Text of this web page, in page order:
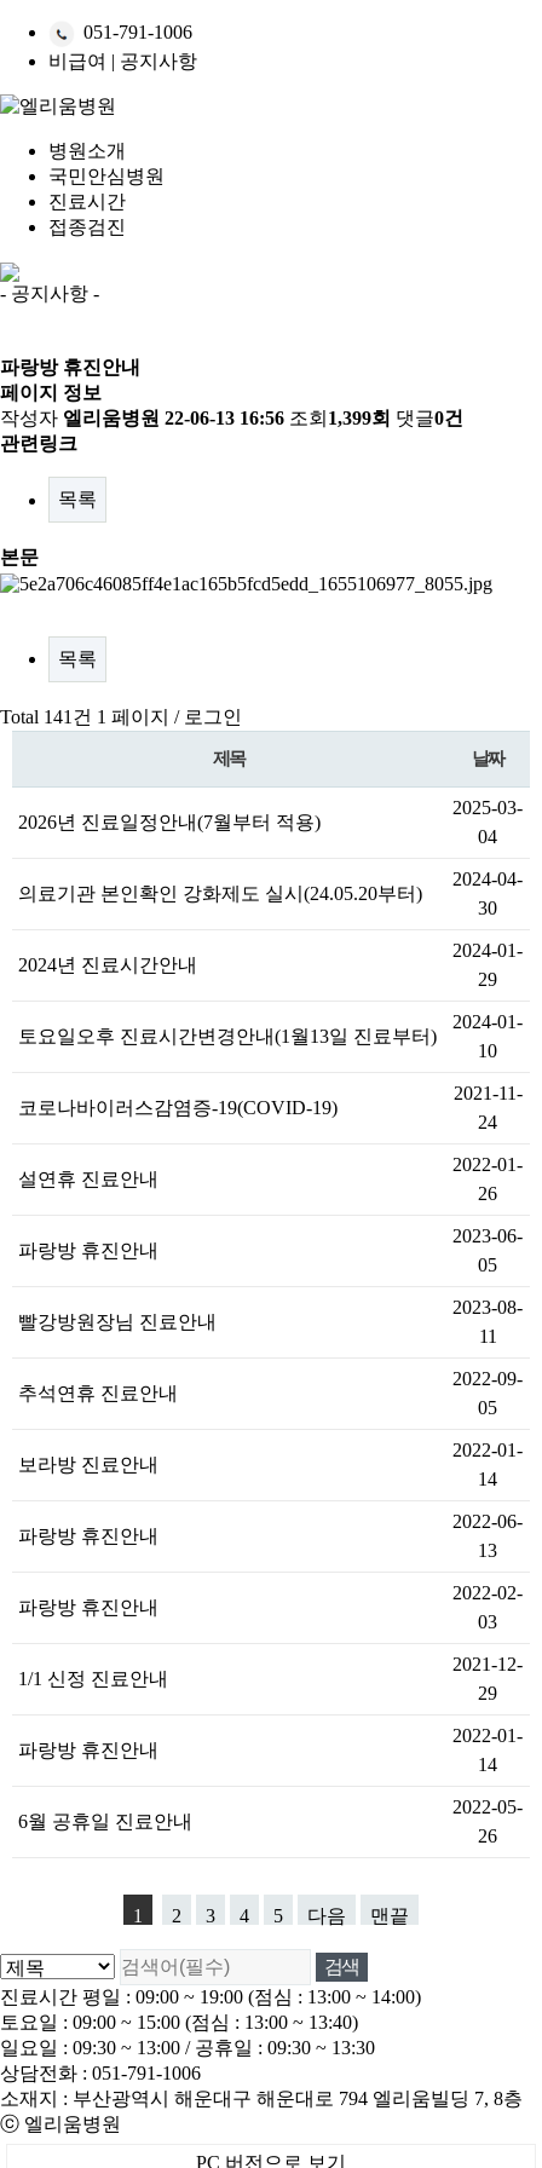
051-791-1006
비급여 | 공지사항
병원소개
국민안심병원
진료시간
접종검진
- 공지사항 -
파랑방 휴진안내
페이지 정보
작성자 엘리움병원 22-06-13 16:56 조회 1,399회 댓글0건
관련링크
목록
본문
목록
Total 141건 1 페이지 / 로그인
제목
날짜
2026년 진료일정안내(7월부터 적용)
2025-03-
04
의료기관 본인확인 강화제도 실시(24.05.20부터)
2024-04-
30
2024년 진료시간안내
2024-01-
29
토요일오후 진료시간변경안내(1월13일 진료부터)
2024-01-
10
코로나바이러스감염증-19(COVID-19)
2021-11-
24
설연휴 진료안내
2022-01-
26
파랑방 휴진안내
2023-06-
05
빨강방원장님 진료안내
2023-08-
11
추석연휴 진료안내
2022-09-
05
보라방 진료안내
2022-01-
14
파랑방 휴진안내
2022-06-
13
파랑방 휴진안내
2022-02-
03
1/1 신정 진료안내
2021-12-
29
파랑방 휴진안내
2022-01-
14
6월 공휴일 진료안내
2022-05-
26
1 2 3 4 5 다음 맨끝
진료시간 평일 : 09:00 ~ 19:00 (점심 : 13:00 ~ 14:00)
토요일 : 09:00 ~ 15:00 (점심 : 13:00 ~ 13:40)
일요일 : 09:30 ~ 13:00 / 공휴일 : 09:30 ~ 13:30
상담전화 : 051-791-1006
소재지 : 부산광역시 해운대구 해운대로 794 엘리움빌딩 7, 8층
ⓒ 엘리움병원
PC 버전으로 보기